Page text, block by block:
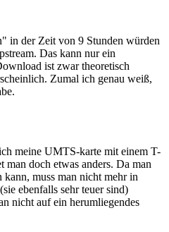
in der Zeit von 9 Stunden würden
Das kann nur ein
ist zwar theoretisch
Zumal ich genau weiß,
meine UMTS-karte mit einem T-
doch etwas anders. Da man
muss man nicht mehr in
ebenfalls sehr teuer sind)
nicht auf ein herumliegendes